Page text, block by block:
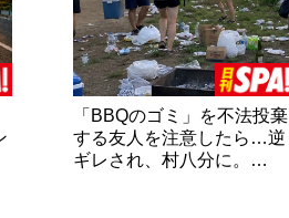
「BBQのゴミ」を不法投棄
する友人を注意したら…逆
ギレされ、村八分に。…